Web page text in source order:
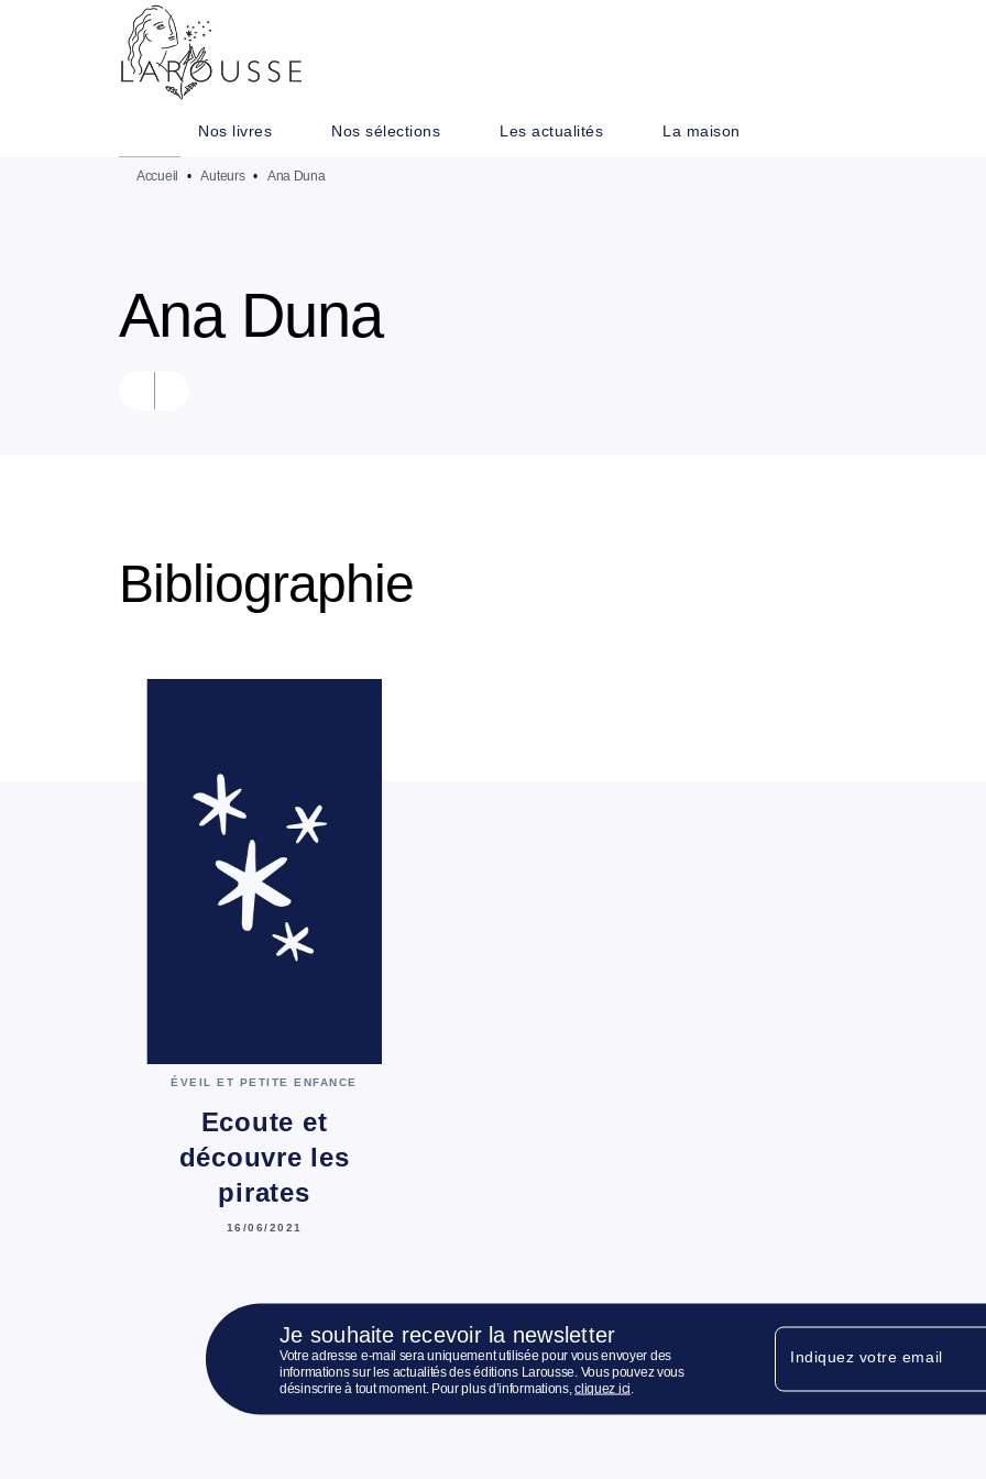
MENU
Nos livres Nos sélections Les actualités La maison
Accueil • Auteurs • Ana Duna
Ana Duna
Bibliographie
ÉVEIL ET PETITE ENFANCE
Ecoute et
découvre les
pirates
16/06/2021
Je souhaite recevoir la newsletter
Votre adresse e-mail sera uniquement utilisée pour vous envoyer des
informations sur les actualités des éditions Larousse. Vous pouvez vous
désinscrire à tout moment. Pour plus d’informations,cliquez ici
Indiquez votre email